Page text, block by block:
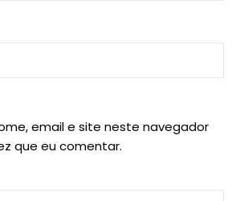
email e site neste navegador
que eu comentar.